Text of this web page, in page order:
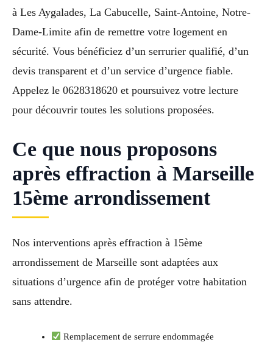
à Les Aygalades, La Cabucelle, Saint-Antoine, Notre-
Dame-Limite afin de remettre votre logement en
sécurité. Vous bénéficiez d’un serrurier qualifié, d’un
devis transparent et d’un service d’urgence fiable.
Appelez le 0628318620 et poursuivez votre lecture
pour découvrir toutes les solutions proposées.
Ce que nous proposons
après effraction à Marseille
15ème arrondissement
Nos interventions après effraction à 15ème
arrondissement de Marseille sont adaptées aux
situations d’urgence afin de protéger votre habitation
sans attendre.
Remplacement de serrure endommagée